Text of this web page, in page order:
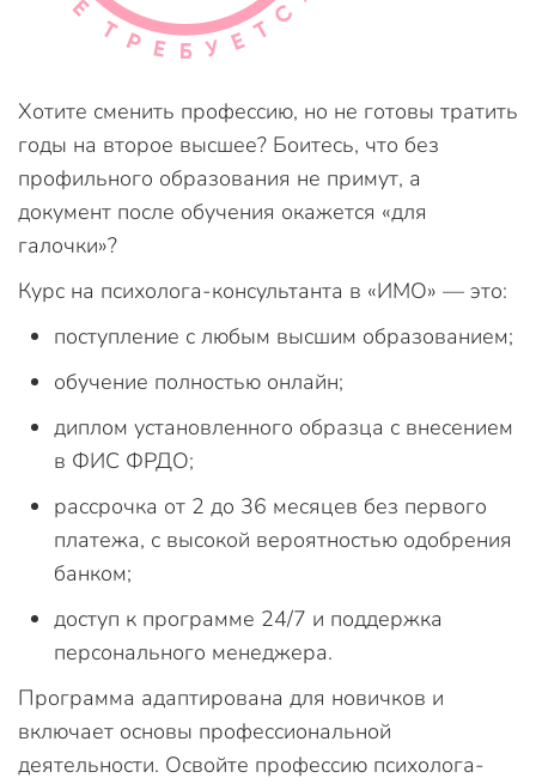
Хотите сменить профессию, но не готовы тратить
годы на второе высшее? Боитесь, что без
профильного образования не примут, а
документ после обучения окажется «для
галочки»?
Курс на психолога-консультанта в «ИМО» — это:
поступление с любым высшим образованием;
обучение полностью онлайн;
диплом установленного образца с внесением
в ФИС ФРДО;
рассрочка от 2 до 36 месяцев без первого
платежа, с высокой вероятностью одобрения
банком;
доступ к программе 24/7 и поддержка
персонального менеджера.
Программа адаптирована для новичков и
включает основы профессиональной
деятельности. Освойте профессию психолога-